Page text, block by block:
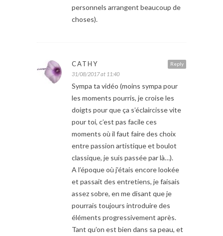
personnels arrangent beaucoup de
choses).
Reply
CATHY
31/08/2017 at 11:40
Sympa ta vidéo (moins sympa pour
les moments pourris, je croise les
doigts pour que ça s’éclaircisse vite
pour toi, c’est pas facile ces
moments où il faut faire des choix
entre passion artistique et boulot
classique, je suis passée par là…).
A l’époque où j’étais encore lookée
et passait des entretiens, je faisais
assez sobre, en me disant que je
pourrais toujours introduire des
éléments progressivement après.
Tant qu’on est bien dans sa peau, et